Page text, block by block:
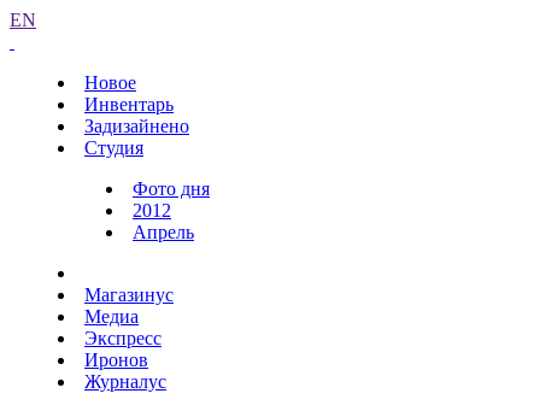
EN
Новое
Инвентарь
Задизайнено
Студия
Фото дня
2012
Апрель
Магазинус
Медиа
Экспресс
Иронов
Журналус